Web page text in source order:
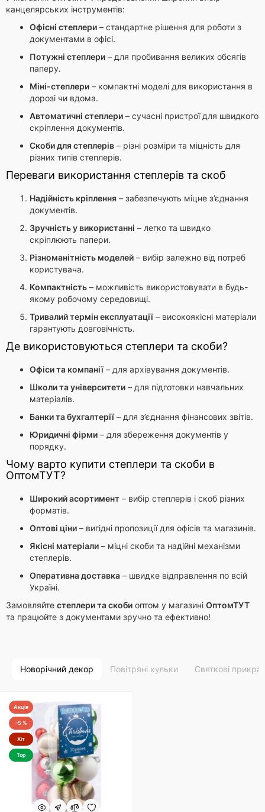
канцелярських інструментів:
Офісні степлери – стандартне рішення для роботи з
документами в офісі.
Потужні степлери – для пробивання великих обсягів
паперу.
Міні-степлери – компактні моделі для використання в
дорозі чи вдома.
Автоматичні степлери – сучасні пристрої для швидкого
скріплення документів.
Скоби для степлерів – різні розміри та міцність для
різних типів степлерів.
Переваги використання степлерів та скоб
Надійність кріплення – забезпечують міцне з’єднання
документів.
Зручність у використанні – легко та швидко
скріплюють папери.
Різноманітність моделей – вибір залежно від потреб
користувача.
Компактність – можливість використовувати в будь-
якому робочому середовищі.
Тривалий термін експлуатації– високоякісні матеріали
гарантують довговічність.
Де використовуються степлери та скоби?
Офіси та компанії– для архівування документів.
Школи та університети – для підготовки навчальних
матеріалів.
Банки та бухгалтерії– для з’єднання фінансових звітів.
Юридичні фірми – для збереження документів у
порядку.
Чому варто купити степлери та скоби в
ОптомТУТ?
Широкий асортимент – вибір степлерів і скоб різних
форматів.
Оптові ціни – вигідні пропозиції для офісів та магазинів.
Якісні матеріали – міцні скоби та надійні механізми
степлерів.
Оперативна доставка – швидке відправлення по всій
Україні.
Замовляйте степлери та скоби оптом у магазині ОптомТУТ
та працюйте з документами зручно та ефективно!
Новорічний декор Повітряні кульки Святкові
Акція
-5 %
Хіт
Top